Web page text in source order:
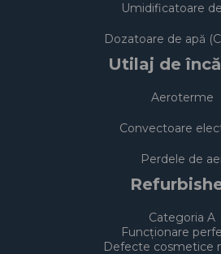
Umidificatoare
Dozatoare de apă
Utilaj de
Aeroterme
Convectoare
Perdele de
Categoria A
Funcționare
Defecte cosmetice